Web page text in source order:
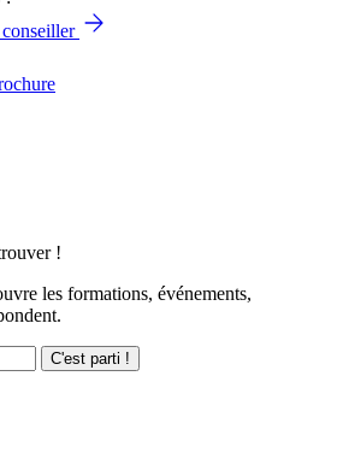
!
les formations, événements,
C'est parti !